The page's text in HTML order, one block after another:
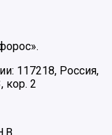
117218, Россия,
кор. 2